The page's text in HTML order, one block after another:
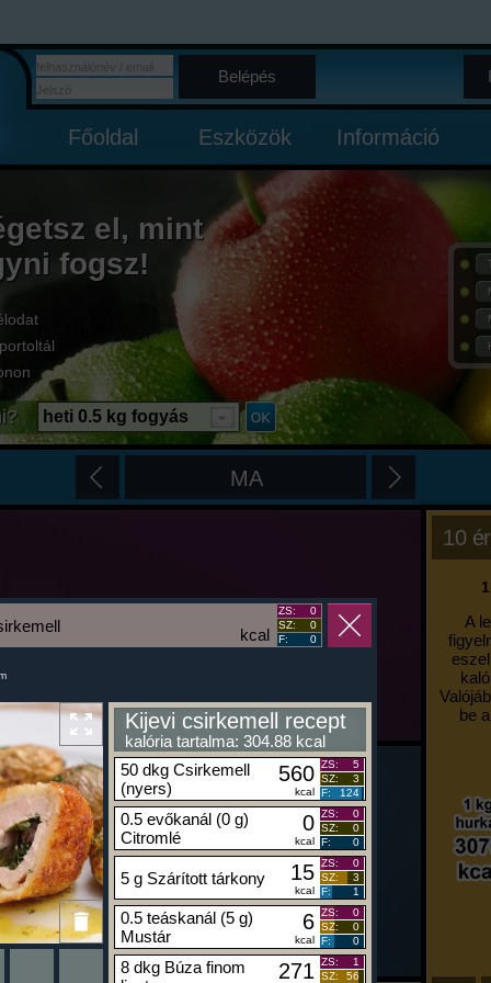
Belépés
Főoldal Eszközök Információ
el, mint
fogsz!
heti 0.5 kg fogyás
MA
10
A
be
kcal
ZS:
0
SZ:
0
F:
0
Kijevi csirkemell recept
kalória tartalma: 304.88 kcal
50 dkg Csirkemell
(nyers)
560
kcal
ZS:
5
SZ:
3
F:
124
0.5 evőkanál (0 g)
Citromlé
0
kcal
ZS:
0
SZ:
0
F:
0
5 g Szárított tárkony 15
kcal
ZS:
0
SZ:
3
F:
1
0.5 teáskanál (5 g)
Mustár
6
kcal
ZS:
0
SZ:
0
F:
0
8 dkg Búza finom
271 ZS:
1
SZ:
56